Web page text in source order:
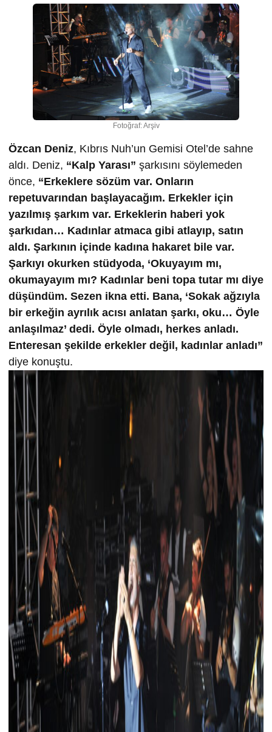
Fotoğraf: Arşiv
Özcan Deniz, Kıbrıs Nuh’un Gemisi Otel’de sahne
aldı. Deniz, “Kalp Yarası” şarkısını söylemeden
önce, “Erkeklere sözüm var. Onların
repetuvarından başlayacağım. Erkekler için
yazılmış şarkım var. Erkeklerin haberi yok
şarkıdan… Kadınlar atmaca gibi atlayıp, satın
aldı. Şarkının içinde kadına hakaret bile var.
Şarkıyı okurken stüdyoda, ‘Okuyayım mı,
okumayayım mı? Kadınlar beni topa tutar mı diye
düşündüm. Sezen ikna etti. Bana, ‘Sokak ağzıyla
bir erkeğin ayrılık acısı anlatan şarkı, oku… Öyle
anlaşılmaz’ dedi. Öyle olmadı, herkes anladı.
Enteresan şekilde erkekler değil, kadınlar anladı”
diye konuştu.